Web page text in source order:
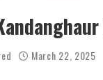
March 22, 2025